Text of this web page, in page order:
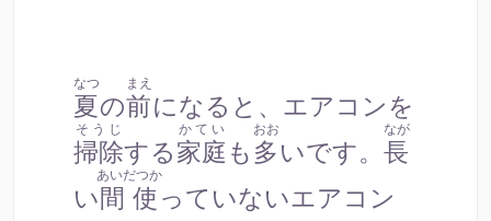
夏
なつ
の前
まえ
になると、エアコンを
掃除
そうじ
する家庭
かてい
も 多
おお
いです。 長
なが
い間使
あいだつか
っていないエアコン